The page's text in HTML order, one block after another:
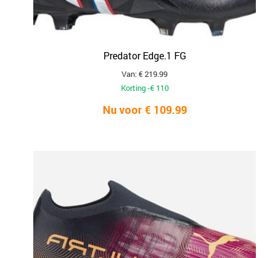
Predator Edge.1 FG
Van: € 219.99
Korting -€ 110
Nu voor € 109.99